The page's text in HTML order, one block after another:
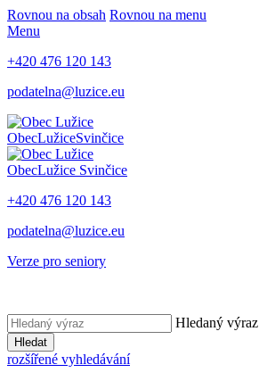
Rovnou na obsah Rovnou na menu
Menu
+420 476 120 143
podatelna@luzice.eu
ObecLužiceSvinčice
ObecLužice Svinčice
+420 476 120 143
podatelna@luzice.eu
Verze pro seniory
Hledaný výraz
Hledat
rozšířené vyhledávání